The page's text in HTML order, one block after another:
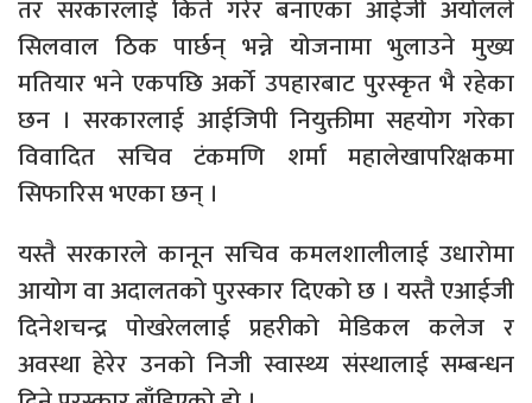
तर सरकारलाई किर्ते गरेर बनाएका आईजी अर्यालले
सिलवाल ठिक पार्छन् भन्ने योजनामा भुलाउने मुख्य
मतियार भने एकपछि अर्को उपहारबाट पुरस्कृत भै रहेका
छन । सरकारलाई आईजिपी नियुक्तीमा सहयोग गरेका
विवादित सचिव टंकमणि शर्मा महालेखापरिक्षकमा
सिफारिस भएका छन् ।
यस्तै सरकारले कानून सचिव कमलशालीलाई उधारोमा
आयोग वा अदालतको पुरस्कार दिएको छ । यस्तै एआईजी
दिनेशचन्द्र पोखरेललाई प्रहरीको मेडिकल कलेज र
अवस्था हेरेर उनको निजी स्वास्थ्य संस्थालाई सम्बन्धन